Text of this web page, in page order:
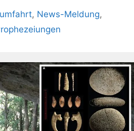
, News-Meldung,